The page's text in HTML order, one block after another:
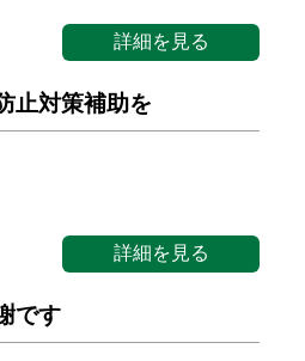
詳細を見る
止対策補助を
詳細を見る
です